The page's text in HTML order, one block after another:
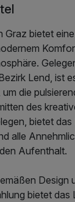
Graz bietet
Lend, ist
um die
des
bietet
alle
Aufenthalt.
Design
bietet